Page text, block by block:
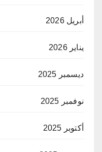
أبريل 2026
يناير 2026
ديسمبر 2025
نوفمبر 2025
أكتوبر 2025